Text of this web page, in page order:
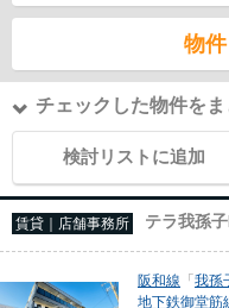
物
チェックした物件を
検討リストに追加
賃貸｜店舗事務所 テラ我孫
阪和線 「我孫
地下鉄御堂筋